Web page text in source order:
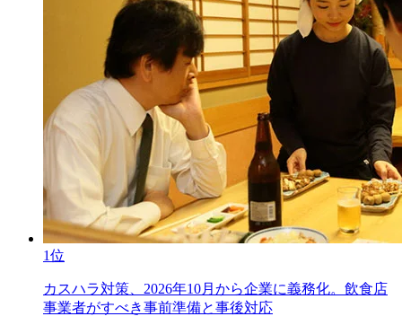
1位
カスハラ対策、2026年10月から企業に義務化。飲食店
事業者がすべき事前準備と事後対応